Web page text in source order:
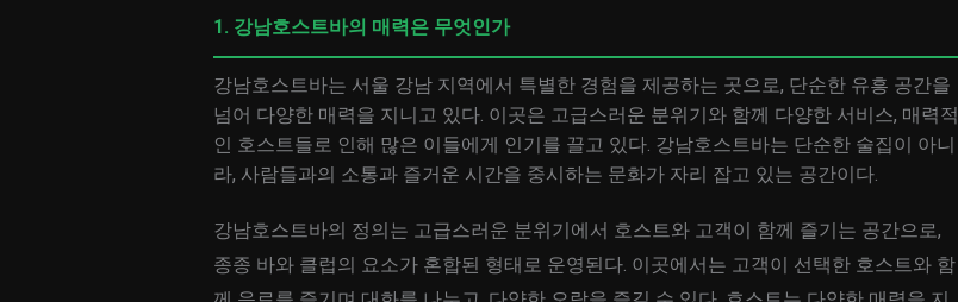
1. 강남호스트바의 매력은 무엇인가
강남호스트바는 서울 강남 지역에서 특별한 경험을 제공하는 곳으로, 단순한 유흥 공간을
넘어 다양한 매력을 지니고 있다. 이곳은 고급스러운 분위기와 함께 다양한 서비스, 매력적
인 호스트들로 인해 많은 이들에게 인기를 끌고 있다. 강남호스트바는 단순한 술집이 아니
라, 사람들과의 소통과 즐거운 시간을 중시하는 문화가 자리 잡고 있는 공간이다.
강남호스트바의 정의는 고급스러운 분위기에서 호스트와 고객이 함께 즐기는 공간으로,
종종 바와 클럽의 요소가 혼합된 형태로 운영된다. 이곳에서는 고객이 선택한 호스트와 함